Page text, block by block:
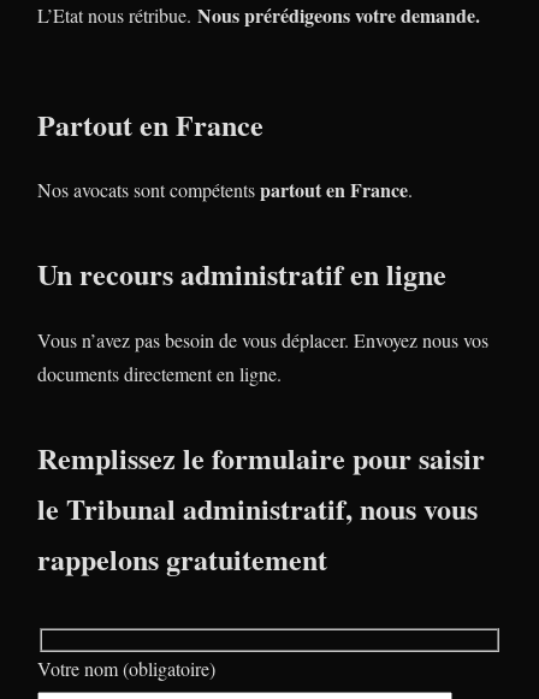
L’Etat nous rétribue. Nous prérédigeons votre demande.
Partout en France
Nos avocats sont compétentspartout en France.
Un recours administratif en ligne
Vous n’avez pas besoin de vous déplacer. Envoyez nous vos
documents directement en ligne.
Remplissez le formulaire pour saisir
le Tribunal administratif, nous vous
rappelons gratuitement
Votre nom (obligatoire)